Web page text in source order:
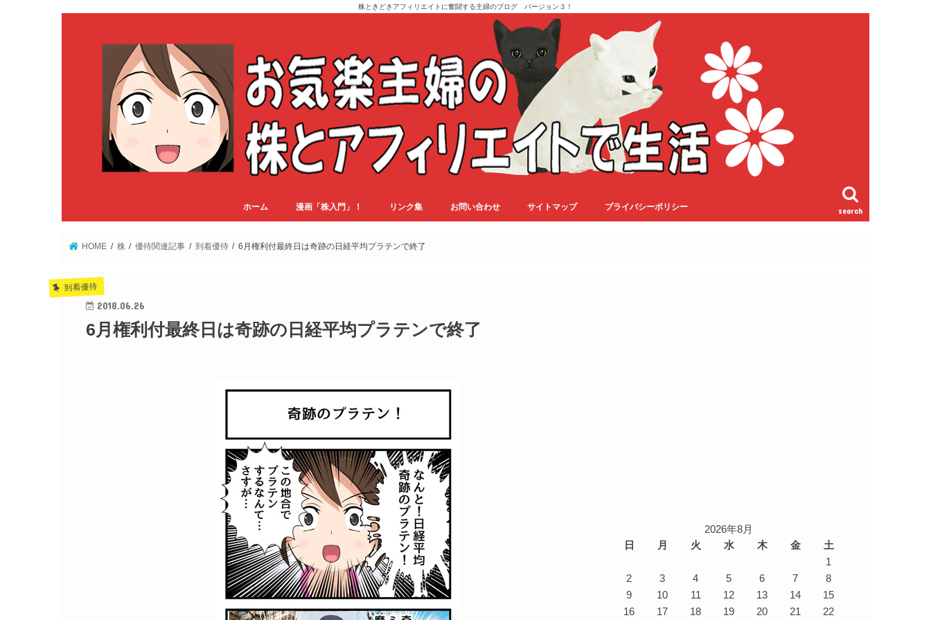
株ときどきアフィリエイトに奮闘する主婦のブログ バージョン３！
search
ホーム 漫画「株入門」！ リンク集 お問い合わせ サイトマップ プライバシーポリシー
HOME 株 優待関連記事 到着優待 6月権利付最終日は奇跡の日経平均プラテンで終了
到着優待
2018.06.26
6月権利付最終日は奇跡の日経平均プラテンで終了
2026年8月
日
月 火 水 木 金
土
1
2
3 4 5 6 7
8
9
10 11 12 13 14
15
16
17 18 19 20 21 22